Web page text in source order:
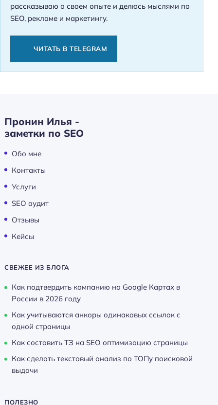
рассказываю о своем опыте и делюсь мыслями по
SEO, рекламе и маркетингу.
ЧИТАТЬ В TELEGRAM
Пронин Илья -
заметки по SEO
Обо мне
Контакты
Услуги
SEO аудит
Отзывы
Кейсы
СВЕЖЕЕ ИЗ БЛОГА
Как подтвердить компанию на Google Картах в
России в 2026 году
Как учитываются анкоры одинаковых ссылок с
одной страницы
Как составить ТЗ на SEO оптимизацию страницы
Как сделать текстовый анализ по ТОПу поисковой
выдачи
ПОЛЕЗНО